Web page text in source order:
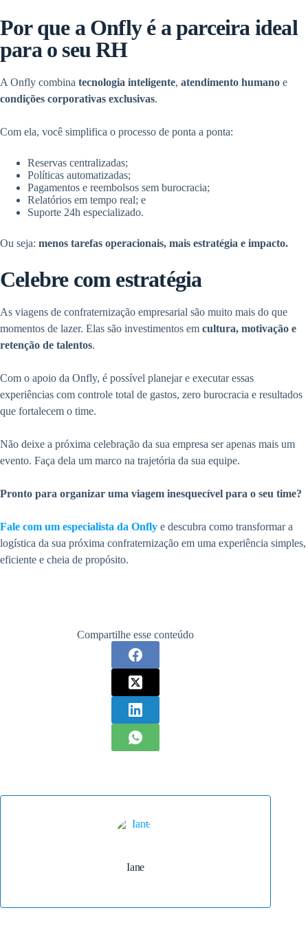
Por que a Onfly é a parceira ideal
para o seu RH
A Onfly combina tecnologia inteligente, atendimento humano e
condições corporativas exclusivas.
Com ela, você simplifica o processo de ponta a ponta:
Reservas centralizadas;
Políticas automatizadas;
Pagamentos e reembolsos sem burocracia;
Relatórios em tempo real; e
Suporte 24h especializado.
Ou seja: menos tarefas operacionais, mais estratégia e impacto.
Celebre com estratégia
As viagens de confraternização empresarial são muito mais do que
momentos de lazer. Elas são investimentos em cultura, motivação e
retenção de talentos.
Com o apoio da Onfly, é possível planejar e executar essas
experiências com controle total de gastos, zero burocracia e resultados
que fortalecem o time.
Não deixe a próxima celebração da sua empresa ser apenas mais um
evento. Faça dela um marco na trajetória da sua equipe.
Pronto para organizar uma viagem inesquecível para o seu time?
Fale com um especialista da Onfly e descubra como transformar a
logística da sua próxima confraternização em uma experiência simples,
eficiente e cheia de propósito.
Compartilhe esse conteúdo
Iane